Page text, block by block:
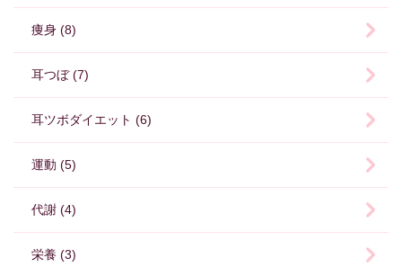
痩身 (8)
耳つぼ (7)
耳ツボダイエット (6)
運動 (5)
代謝 (4)
栄養 (3)